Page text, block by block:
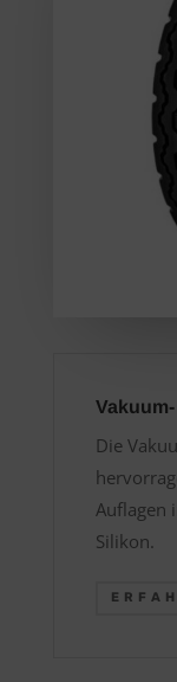
Die
Auflagen
Silikon.